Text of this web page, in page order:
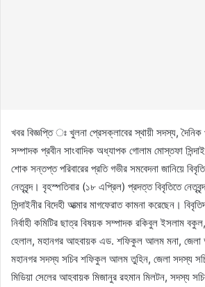
খবর বিজ্ঞপ্তি ঃ খুলনা প্রেসক্লাবের স্থায়ী সদস্য, দৈনিক
সম্পাদক প্রবীন সাংবাদিক অধ্যাপক গোলাম মোস্তফা
শোক সন্তপ্ত পরিবারের প্রতি গভীর সমবেদনা জানিয়ে
নেতৃবৃন্দ। বৃহস্পতিবার (১৮ এপ্রিল) প্রদত্ত বিবৃতিতে
সিন্দাইনীর বিদেহী আত্মার মাগফেরাত কামনা করেছেন।
নির্বাহী কমিটির ছাত্র বিষয়ক সম্পাদক রকিবুল ইসলাম
হেলাল, মহানগর আহবায়ক এড. শফিকুল আলম মনা,
মহানগর সদস্য সচিব শফিকুল আলম তুহিন, জেলা সদস্য
মিডিয়া সেলের আহবায়ক মিজানুর রহমান মিলটন, সদস্য